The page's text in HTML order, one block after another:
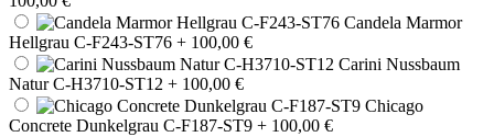
Candela Marmor
Hellgrau C-F243-ST76 + 100,00 €
Carini Nussbaum
Natur C-H3710-ST12 + 100,00 €
Chicago
Concrete Dunkelgrau C-F187-ST9 + 100,00 €